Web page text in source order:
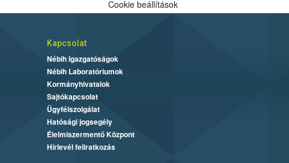
Cookie beállítások
Kapcsolat
Nébih Igazgatóságok
Nébih Laboratóriumok
Kormányhivatalok
Sajtókapcsolat
Ügyfélszolgálat
Hatósági jogsegély
Élelmiszermentő Központ
Hírlevél feliratkozás